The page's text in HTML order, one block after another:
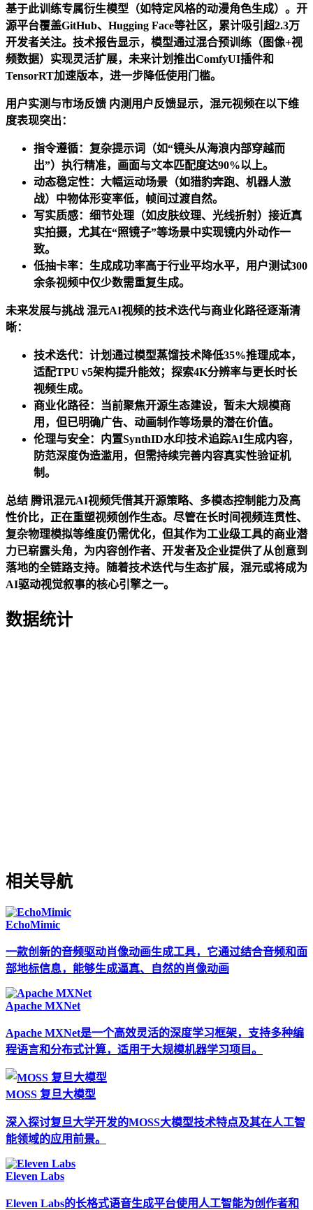
基于此训练专属衍生模型（如特定风格的动漫角色生成）。开
源平台覆盖GitHub、Hugging Face等社区，累计吸引超2.3万
开发者关注。技术报告显示，模型通过混合预训练（图像+视
频数据）实现灵活扩展，未来计划推出ComfyUI插件和
TensorRT加速版本，进一步降低使用门槛。
用户实测与市场反馈 内测用户反馈显示，混元视频在以下维
度表现突出：
指令遵循：复杂提示词（如“镜头从海浪内部穿越而
出”）执行精准，画面与文本匹配度达90%以上。
动态稳定性：大幅运动场景（如猎豹奔跑、机器人激
战）中物体形变率低，帧间过渡自然。
写实质感：细节处理（如皮肤纹理、光线折射）接近真
实拍摄，尤其在“照镜子”等场景中实现镜内外动作一
致。
低抽卡率：生成成功率高于行业平均水平，用户测试300
余条视频中仅少数需重复生成。
未来发展与挑战 混元AI视频的技术迭代与商业化路径逐渐清
晰：
技术迭代：计划通过模型蒸馏技术降低35%推理成本，
适配TPU v5架构提升能效；探索4K分辨率与更长时长
视频生成。
商业化路径：当前聚焦开源生态建设，暂未大规模商
用，但已明确广告、动画制作等场景的潜在价值。
伦理与安全：内置SynthID水印技术追踪AI生成内容，
防范深度伪造滥用，但需持续完善内容真实性验证机
制。
总结 腾讯混元AI视频凭借其开源策略、多模态控制能力及高
性价比，正在重塑视频创作生态。尽管在长时间视频连贯性、
复杂物理模拟等维度仍需优化，但其作为工业级工具的商业潜
力已崭露头角，为内容创作者、开发者及企业提供了从创意到
落地的全链路支持。随着技术迭代与生态扩展，混元或将成为
AI驱动视觉叙事的核心引擎之一。
数据统计
相关导航
EchoMimic
一款创新的音频驱动肖像动画生成工具，它通过结合音频和面
部地标信息，能够生成逼真、自然的肖像动画
Apache MXNet
Apache MXNet是一个高效灵活的深度学习框架，支持多种编
程语言和分布式计算，适用于大规模机器学习项目。
MOSS 复旦大模型
深入探讨复旦大学开发的MOSS大模型技术特点及其在人工智
能领域的应用前景。
Eleven Labs
Eleven Labs的长格式语音生成平台使用人工智能为创作者和